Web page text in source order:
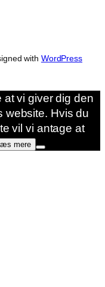
with WordPress
vi giver dig den
website. Hvis du
vil vi antage at
mere